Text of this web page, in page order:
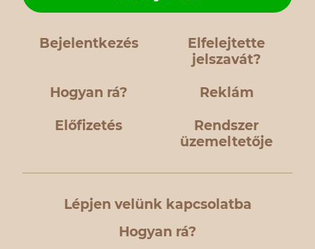
Bejelentkezés
Elfelejtette
jelszavát?
Hogyan rá? Reklám
Előfizetés
Rendszer
üzemeltetője
Lépjen velünk kapcsolatba
Hogyan rá?